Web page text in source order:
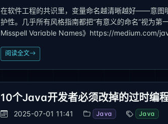
在软件工程的共识里，变量命名越清晰越好——意图
护性。几乎所有风格指南都把“有意义的命名”视为
Misspell Variable Names》https://medium.com/
阅读全文
10个Java开发者必须改掉的过时编
2025-07-01 11:41 Java Java